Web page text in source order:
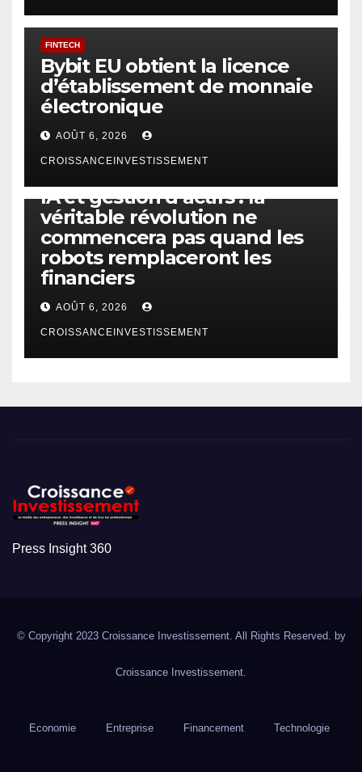
FINTECH
Bybit EU obtient la licence
d’établissement de monnaie
électronique
AOÛT 6, 2026
CROISSANCEINVESTISSEMENT
IA et gestion d’actifs : la
véritable révolution ne
commencera pas quand les
robots remplaceront les
financiers
AOÛT 6, 2026
CROISSANCEINVESTISSEMENT
Press Insight 360
© Copyright 2023 Croissance Investissement. All Rights Reserved. by
Croissance Investissement.
Economie Entreprise Financement Technologie